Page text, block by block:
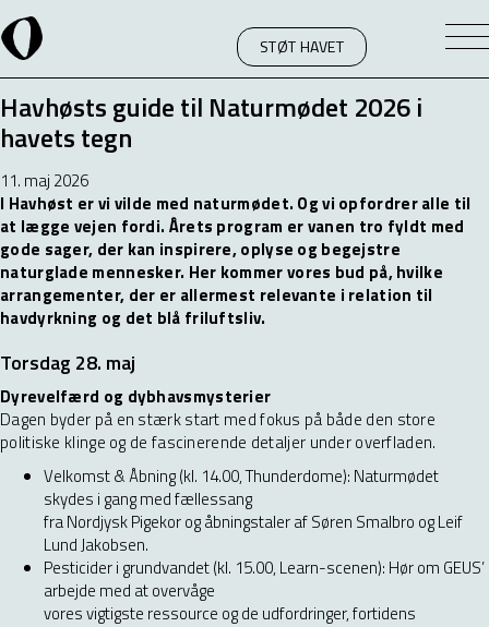
STØT HAVET
Havhøsts guide til Naturmødet 2026 i
havets tegn
11. maj 2026
I Havhøst er vi vilde med naturmødet. Og vi opfordrer alle til
at lægge vejen fordi. Årets program er vanen tro fyldt med
gode sager, der kan inspirere, oplyse og begejstre
naturglade mennesker. Her kommer vores bud på, hvilke
arrangementer, der er allermest relevante i relation til
havdyrkning og det blå friluftsliv.
Torsdag 28. maj
Dyrevelfærd og dybhavsmysterier
Dagen byder på en stærk start med fokus på både den store
politiske klinge og de fascinerende detaljer under overfladen.
Velkomst & Åbning (kl. 14.00, Thunderdome): Naturmødet
skydes i gang med fællessang
fra Nordjysk Pigekor og åbningstaler af Søren Smalbro og Leif
Lund Jakobsen.
Pesticider i grundvandet (kl. 15.00, Learn-scenen): Hør om GEUS’
arbejde med at overvåge
vores vigtigste ressource og de udfordringer, fortidens